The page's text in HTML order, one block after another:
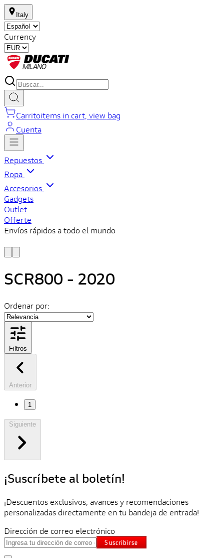
Italy
Currency
Carritoitems in cart, view bag
Cuenta
Repuestos
Ropa
Accesorios
Gadgets
Outlet
Offerte
Envíos rápidos a todo el mundo
SCR800 - 2020
Ordenar por:
Filtros
Anterior
1
¡Suscríbete al boletín!
¡Descuentos exclusivos, avances y recomendaciones
personalizadas directamente en tu bandeja de entrada!
Dirección de correo electrónico
Suscribirse